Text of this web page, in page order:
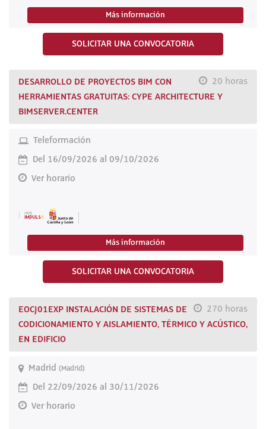
Más información
SOLICITAR UNA CONVOCATORIA
20 horas
DESARROLLO DE PROYECTOS BIM CON
HERRAMIENTAS GRATUITAS: CYPE ARCHITECTURE Y
BIMSERVER.CENTER
Teleformación
Del 16/09/2026 al 09/10/2026
Ver horario
Más información
SOLICITAR UNA CONVOCATORIA
270 horas
EOCJ01EXP INSTALACIÓN DE SISTEMAS DE
CODICIONAMIENTO Y AISLAMIENTO, TÉRMICO Y ACÚSTICO,
EN EDIFICIO
Madrid (Madrid)
Del 22/09/2026 al 30/11/2026
Ver horario